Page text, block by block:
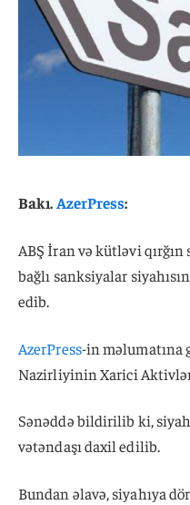
Bakı.AzerPress:
ABŞ İran və kütləvi
bağlı sanksiyalar
edib.
AzerPress-in məlumatına
Nazirliyinin Xarici
Sənəddə bildirilib ki,
vətəndaşı daxil edilib.
Bundan əlavə, siyahıya